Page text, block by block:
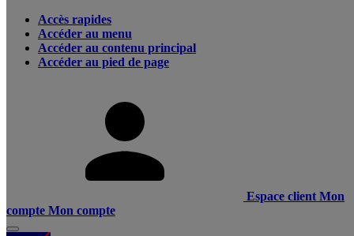
Accès rapides
Accéder au menu
Accéder au contenu principal
Accéder au pied de page
Espace client Mon
compte Mon compte